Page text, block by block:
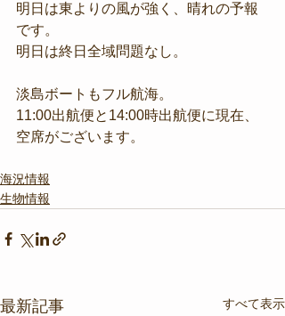
明日は東よりの風が強く、晴れの予報
です。
明日は終日全域問題なし。
淡島ボートもフル航海。
11:00出航便と14:00時出航便に現在、
空席がございます。
海況情報
生物情報
最新記事 すべて表示